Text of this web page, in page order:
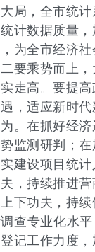
局，全市统
计数据质量
为全市经济
要乘势而上
走高。要提
，适应新时
。在抓好经
监测研判；
建设项目统
，持续推进
下功夫，持
查专业化水
记工作力度